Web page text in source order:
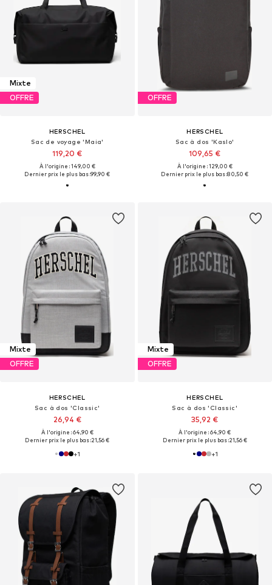
Mixte
OFFRE
HERSCHEL
Sac de voyage 'Maia'
119,20 €
À l'origine : 149,00 €
Dernier prix le plus bas :99,90 €
OFFRE
HERSCHEL
Sac à dos 'Kaslo'
109,65 €
À l'origine : 129,00 €
Dernier prix le plus bas :80,50 €
Mixte
OFFRE
HERSCHEL
Sac à dos 'Classic'
26,94 €
À l'origine : 64,90 €
Dernier prix le plus bas :21,56 €
+1
Mixte
OFFRE
HERSCHEL
Sac à dos 'Classic'
35,92 €
À l'origine : 64,90 €
Dernier prix le plus bas :21,56 €
+1